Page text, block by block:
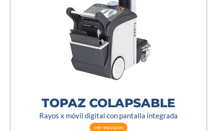
TOPAZ COLAPSABLE
Rayos x móvil digital con pantalla integrada
ver equipos